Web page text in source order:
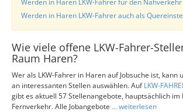
Werden in Haren LKW-Fahrer für den
Werden in Haren LKW-Fahrer auch als
Wie viele offene LKW-Fahrer-
Raum Haren?
Wer als LKW-Fahrer in Haren auf Jobsuche ist, kann
an interessanten Stellen auswählen. AufLKW-
gibt es aktuell 57 Stellenangebote, hauptsächlich im
Fernverkehr. Alle Jobangebote ... weiterlesen